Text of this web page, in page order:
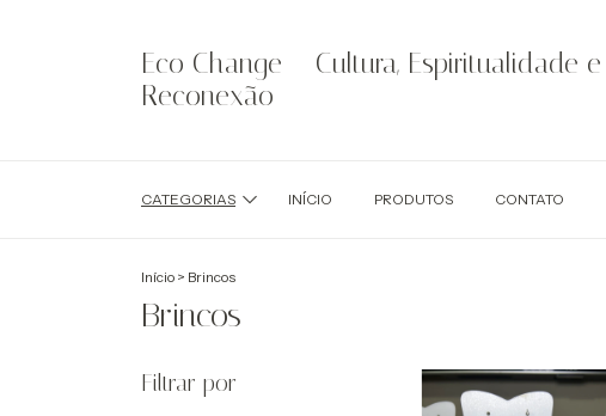
Eco Change – Cultura, Espiritualidade e
Reconexão
CATEGORIAS INÍCIO PRODUTOS CONTATO
Início > Brincos
Brincos
Filtrar por